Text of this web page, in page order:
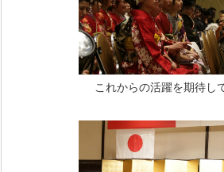
これからの活躍を期待し